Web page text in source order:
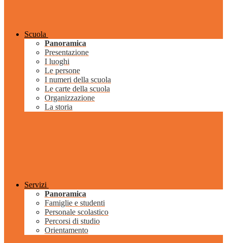
Scuola
Panoramica
Presentazione
I luoghi
Le persone
I numeri della scuola
Le carte della scuola
Organizzazione
La storia
Servizi
Panoramica
Famiglie e studenti
Personale scolastico
Percorsi di studio
Orientamento